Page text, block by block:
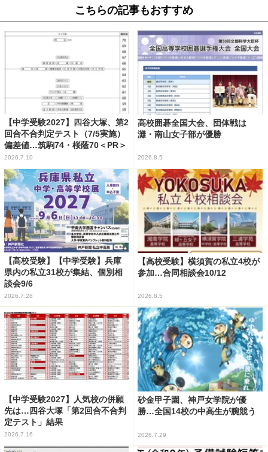
こちらの記事もおすすめ
【中学受験2027】四谷大塚、第2
回合不合判定テスト（7/5実施）
偏差値…筑駒74・桜蔭70＜PR＞
2026.7.10
高校囲碁全国大会、団体戦は
灘・南山女子部が優勝
2026.8.5
【高校受験】【中学受験】兵庫
県内の私立31校が集結、個別相
談会9/6
2026.7.28
【高校受験】横須賀の私立4校が
参加…合同相談会10/12
2026.8.5
【中学受験2027】人気校の併願
先は…四谷大塚「第2回合不合判
定テスト」結果
2026.7.16
砂金甲子園、神戸女学院が優
勝…全国14校の中高生が腕競う
2026.7.29